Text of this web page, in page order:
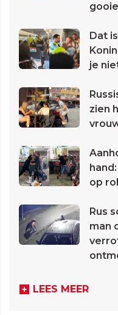
Dat
je
zien
op
Rus
man
LEES MEER